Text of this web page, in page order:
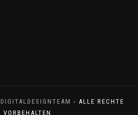
DIGITALDESIGNTEAM - ALLE RECHTE
VORBEHALTEN